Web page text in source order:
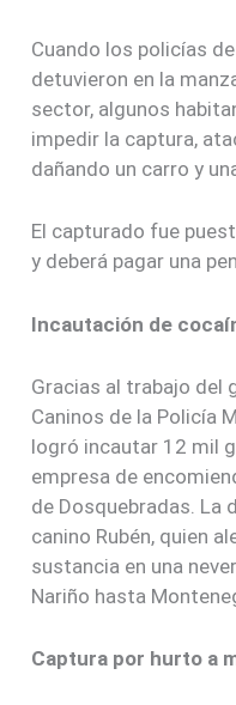
Cuando los policías
detuvieron en la
sector, algunos
impedir la captura,
dañando un carro y
El capturado fue
y deberá pagar una
Incautación de
Gracias al trabajo del
Caninos de la Policía
logró incautar 12 mil
empresa de
de Dosquebradas. La
canino Rubén, quien
sustancia en una
Nariño hasta
Captura por hurto a